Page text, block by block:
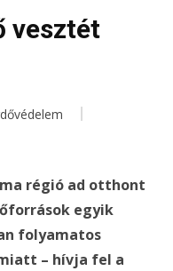
vesztét
régió ad otthont
egyik
folyamatos
– hívja fel a